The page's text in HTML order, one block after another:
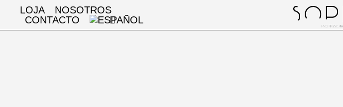
LOJA
NOSOTROS
CONTACTO